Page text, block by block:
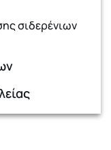
σιδερένιων